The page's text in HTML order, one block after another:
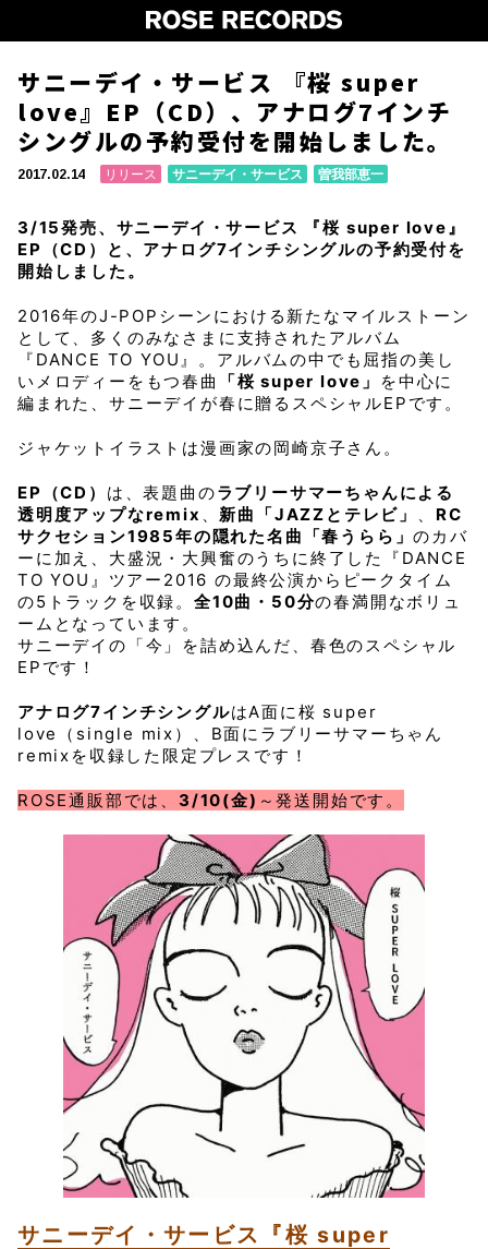
サニーデイ・サービス 『桜 super
love』EP（CD）、アナログ7インチ
シングルの予約受付を開始しました。
2017.02.14 リリース サニーデイ・サービス 曽我部恵一
3/15発売、サニーデイ・サービス 『桜 super love』
EP（CD）と、アナログ7インチシングルの予約受付を
開始しました。
2016年のJ-POPシーンにおける新たなマイルストーン
として、多くのみなさまに支持されたアルバム
『DANCE TO YOU』。アルバムの中でも屈指の美し
いメロディーをもつ春曲
「桜 super love」
を中心に
編まれた、サニーデイが春に贈るスペシャルEPです。
ジャケットイラストは漫画家の岡崎京子さん。
EP（CD） は、表題曲のラブリーサマーちゃんによる
透明度アップなremix 、新曲「JAZZとテレビ」 、 RC
サクセション1985年の隠れた名曲「春うらら」のカバ
ーに加え、大盛況・大興奮のうちに終了した『DANCE
TO YOU』ツアー2016 の最終公演からピークタイム
の5トラックを収録。 全10曲・50分の春満開なボリュ
ームとなっています。
サニーデイの「今」を詰め込んだ、春色のスペシャル
EPです！
アナログ7インチシングルはA面に桜 super
love（single mix）、B面にラブリーサマーちゃん
remixを収録した限定プレスです！
ROSE通販部では、 3/10(金) ～発送開始です。
サニーデイ・サービス『桜 super